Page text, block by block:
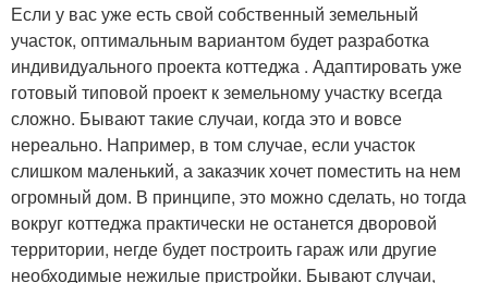
Если у вас уже есть свой собственный земельный
участок, оптимальным вариантом будет разработка
индивидуального проекта коттеджа . Адаптировать уже
готовый типовой проект к земельному участку всегда
сложно. Бывают такие случаи, когда это и вовсе
нереально. Например, в том случае, если участок
слишком маленький, а заказчик хочет поместить на нем
огромный дом. В принципе, это можно сделать, но тогда
вокруг коттеджа практически не останется дворовой
территории, негде будет построить гараж или другие
необходимые нежилые пристройки. Бывают случаи,